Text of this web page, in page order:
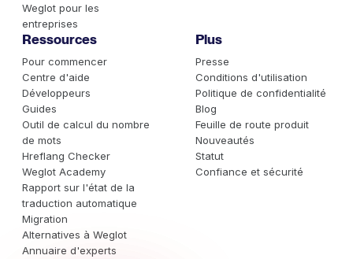
Weglot pour les
entreprises
Ressources
Pour commencer
Centre d'aide
Développeurs
Guides
Outil de calcul du nombre
de mots
Hreflang Checker
Weglot Academy
Rapport sur l'état de la
traduction automatique
Migration
Alternatives à Weglot
Annuaire d'experts
Plus
Presse
Conditions d'utilisation
Politique de confidentialité
Blog
Feuille de route produit
Nouveautés
Statut
Confiance et sécurité